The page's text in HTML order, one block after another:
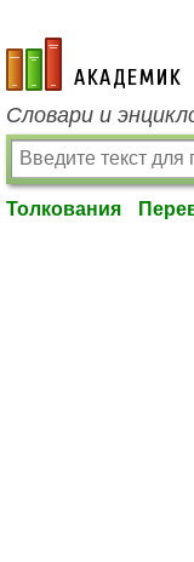
academic.ru
Словари и
Толкования